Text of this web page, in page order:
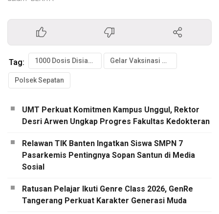
Tag: 1000 Dosis Disiapkan Gelar Vaksinasi Presisi
Polsek Sepatan
UMT Perkuat Komitmen Kampus Unggul, Rektor
Desri Arwen Ungkap Progres Fakultas Kedokteran
Relawan TIK Banten Ingatkan Siswa SMPN 7
Pasarkemis Pentingnya Sopan Santun di Media
Sosial
Ratusan Pelajar Ikuti Genre Class 2026, GenRe
Tangerang Perkuat Karakter Generasi Muda